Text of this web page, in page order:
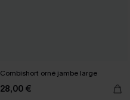
Combishort orné jambe large
28,00 €